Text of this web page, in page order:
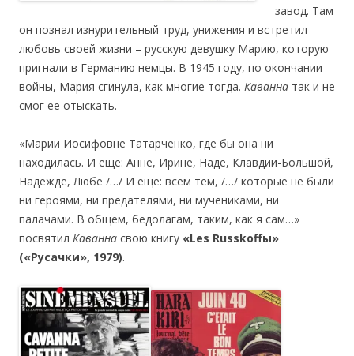
завод. Там
он познал изнурительный труд, унижения и встретил
любовь своей жизни – русскую девушку Марию, которую
пригнали в Германию немцы. В 1945 году, по окончании
войны, Мария сгинула, как многие тогда. Каванна так и не
смог ее отыскать.
«Марии Иосифовне Татарченко, где бы она ни
находилась. И еще: Анне, Ирине, Наде, Клавдии-Большой,
Надежде, Любе /…/ И еще: всем тем, /…/ которые не были
ни героями, ни предателями, ни мучениками, ни
палачами. В общем, бедолагам, таким, как я сам…»
посвятил Каванна свою книгу «Les Russkoffы»
(«Русачки», 1979).